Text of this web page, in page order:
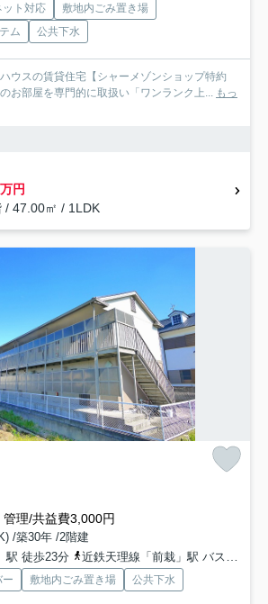
ット対応
敷地内ごみ置き場
ム
公共下水
ウスの賃貸住宅【シャーメゾンショップ特約
お部屋を専門的に取扱い「ワンランク上...
もっ
円
/ 47.00㎡ / 1LDK
管理/共益費3,000円
/築30年 /2階建
駅 徒歩23分
近鉄天理線「前栽」駅 バス6分 奈良交通「勾田」 停歩10分
ー 敷地内ごみ置き場 公共下水